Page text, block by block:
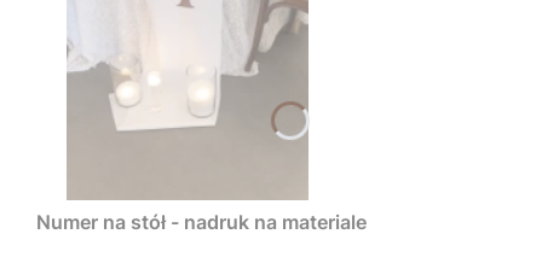
Numer na stół - nadruk na materiale